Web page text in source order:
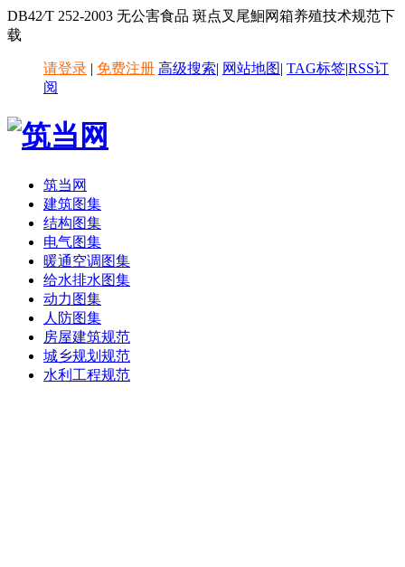
DB42∕T 252-2003 无公害食品 斑点叉尾鮰网箱养殖技术规范下
载
请登录 | 免费注册 高级搜索| 网站地图| TAG标签|RSS订
阅
筑当网
建筑图集
结构图集
电气图集
暖通空调图集
给水排水图集
动力图集
人防图集
房屋建筑规范
城乡规划规范
水利工程规范